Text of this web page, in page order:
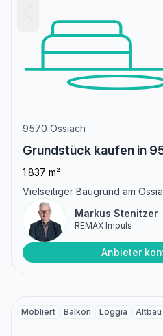
9570 Ossiach
Grundstück kaufen in
1.837 m²
Vielseitiger Baugrund am
Markus Stenitzer
REMAX Impuls
Anbieter
Möbliert Balkon Loggia Altbau